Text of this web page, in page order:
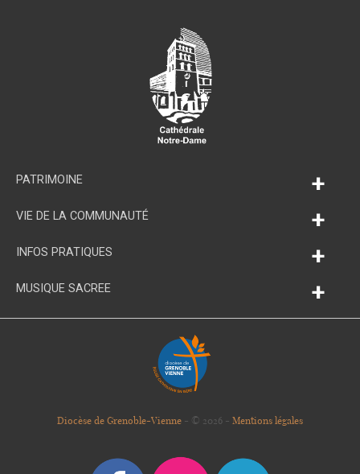
PATRIMOINE +
VIE DE LA COMMUNAUTÉ +
INFOS PRATIQUES +
MUSIQUE SACREE +
Diocèse de Grenoble-Vienne - © 2026 - Mentions légales